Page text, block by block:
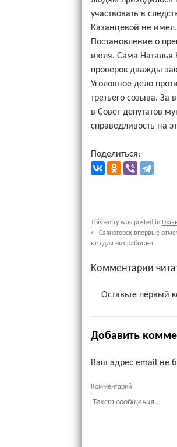
участвовать в
Казанцевой не имел.
Постановление о
июля. Сама Наталья
проверок дважды
Уголовное дело
третьего созыва.
в Совет депутатов
справедливость на
Поделиться:
This entry was posted in
←Саяногорск впервые
кто для них работает
Комментарии
Оставьте первый
Добавить
Ваш адрес email не
Комментарий